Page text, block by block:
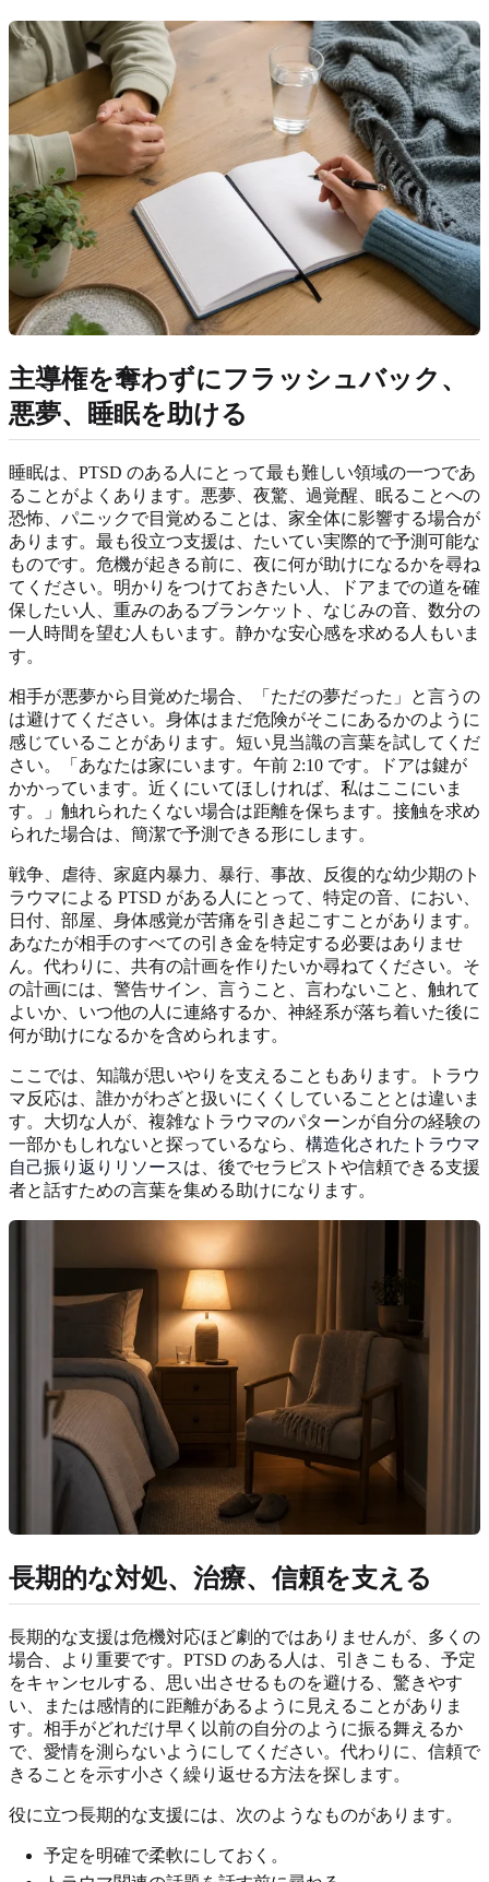
主導権を奪わずにフラッシュバック、
悪夢、睡眠を助ける
睡眠は、PTSD のある人にとって最も難しい領域の一つであ
ることがよくあります。悪夢、夜驚、過覚醒、眠ることへの
恐怖、パニックで目覚めることは、家全体に影響する場合が
あります。最も役立つ支援は、たいてい実際的で予測可能な
ものです。危機が起きる前に、夜に何が助けになるかを尋ね
てください。明かりをつけておきたい人、ドアまでの道を確
保したい人、重みのあるブランケット、なじみの音、数分の
一人時間を望む人もいます。静かな安心感を求める人もいま
す。
相手が悪夢から目覚めた場合、「ただの夢だった」と言うの
は避けてください。身体はまだ危険がそこにあるかのように
感じていることがあります。短い見当識の言葉を試してくだ
さい。「あなたは家にいます。午前 2:10 です。ドアは鍵が
かかっています。近くにいてほしければ、私はここにいま
す。」触れられたくない場合は距離を保ちます。接触を求め
られた場合は、簡潔で予測できる形にします。
戦争、虐待、家庭内暴力、暴行、事故、反復的な幼少期のト
ラウマによる PTSD がある人にとって、特定の音、におい、
日付、部屋、身体感覚が苦痛を引き起こすことがあります。
あなたが相手のすべての引き金を特定する必要はありませ
ん。代わりに、共有の計画を作りたいか尋ねてください。そ
の計画には、警告サイン、言うこと、言わないこと、触れて
よいか、いつ他の人に連絡するか、神経系が落ち着いた後に
何が助けになるかを含められます。
ここでは、知識が思いやりを支えることもあります。トラウ
マ反応は、誰かがわざと扱いにくくしていることとは違いま
す。大切な人が、複雑なトラウマのパターンが自分の経験の
一部かもしれないと探っているなら、 構造化されたトラウマ
自己振り返りリソースは、後でセラピストや信頼できる支援
者と話すための言葉を集める助けになります。
長期的な対処、治療、信頼を支える
長期的な支援は危機対応ほど劇的ではありませんが、多くの
場合、より重要です。PTSD のある人は、引きこもる、予定
をキャンセルする、思い出させるものを避ける、驚きやす
い、または感情的に距離があるように見えることがありま
す。相手がどれだけ早く以前の自分のように振る舞えるか
で、愛情を測らないようにしてください。代わりに、信頼で
きることを示す小さく繰り返せる方法を探します。
役に立つ長期的な支援には、次のようなものがあります。
予定を明確で柔軟にしておく。